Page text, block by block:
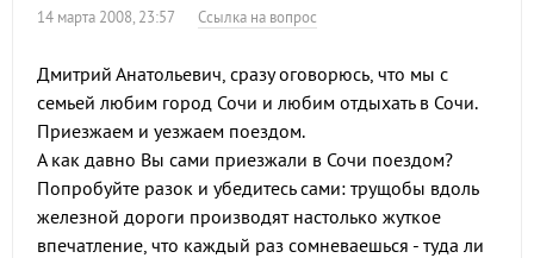
14 марта 2008, 23:57 Ссылка на вопрос
Дмитрий Анатольевич, сразу оговорюсь, что мы с
семьей любим город Сочи и любим отдыхать в Сочи.
Приезжаем и уезжаем поездом.
А как давно Вы сами приезжали в Сочи поездом?
Попробуйте разок и убедитесь сами: трущобы вдоль
железной дороги производят настолько жуткое
впечатление, что каждый раз сомневаешься - туда ли